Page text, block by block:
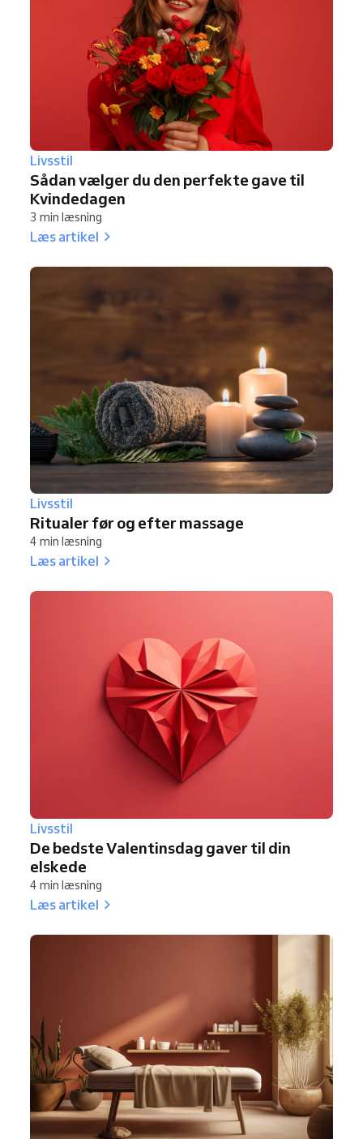
Livsstil
Sådan vælger du den perfekte gave til
Kvindedagen
3 min læsning
Læs artikel
Livsstil
Ritualer før og efter massage
4 min læsning
Læs artikel
Livsstil
De bedste Valentinsdag gaver til din
elskede
4 min læsning
Læs artikel